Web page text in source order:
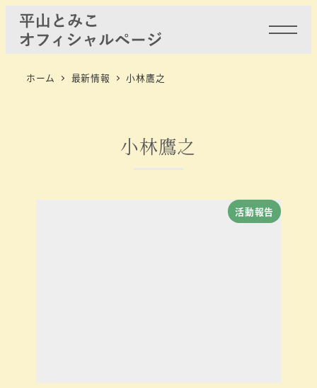
ホーム 最新情報 小林鷹之
小林鷹之
活動報告